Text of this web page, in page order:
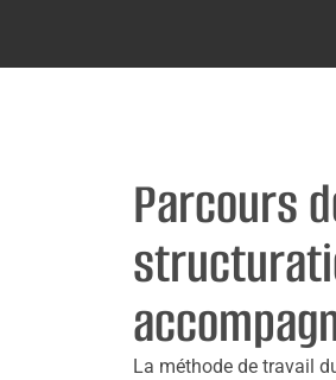
Parcours
La méthode de travail